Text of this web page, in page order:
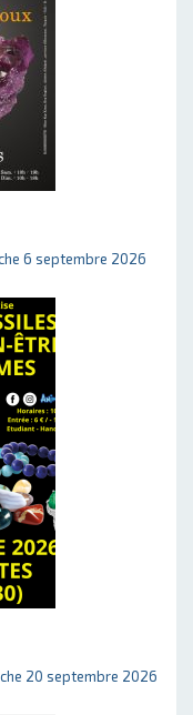
6 septembre 2026
20 septembre 2026